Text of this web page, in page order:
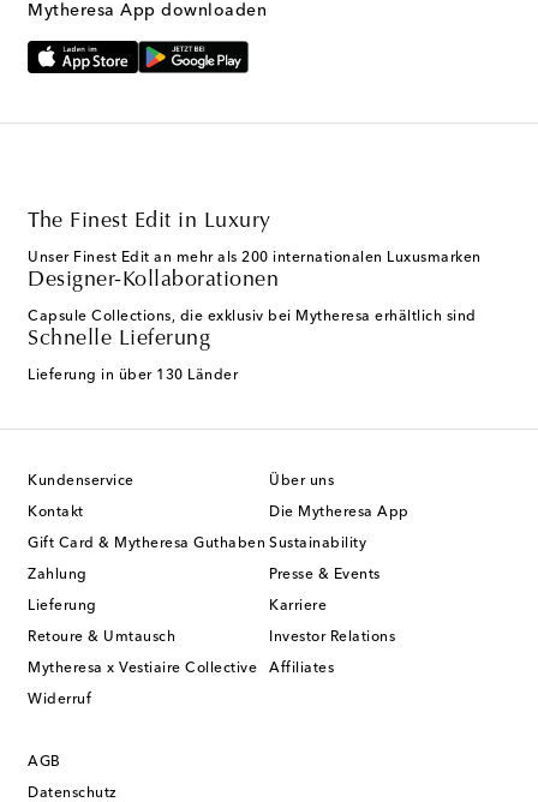
Mytheresa App downloaden
The Finest Edit in Luxury
Unser Finest Edit an mehr als 200 internationalen Luxusmarken
Designer-Kollaborationen
Capsule Collections, die exklusiv bei Mytheresa erhältlich sind
Schnelle Lieferung
Lieferung in über 130 Länder
Kundenservice
Kontakt
Gift Card & Mytheresa Guthaben
Zahlung
Lieferung
Retoure & Umtausch
Mytheresa x Vestiaire Collective
Widerruf
Über uns
Die Mytheresa App
Sustainability
Presse & Events
Karriere
Investor Relations
Affiliates
AGB
Datenschutz